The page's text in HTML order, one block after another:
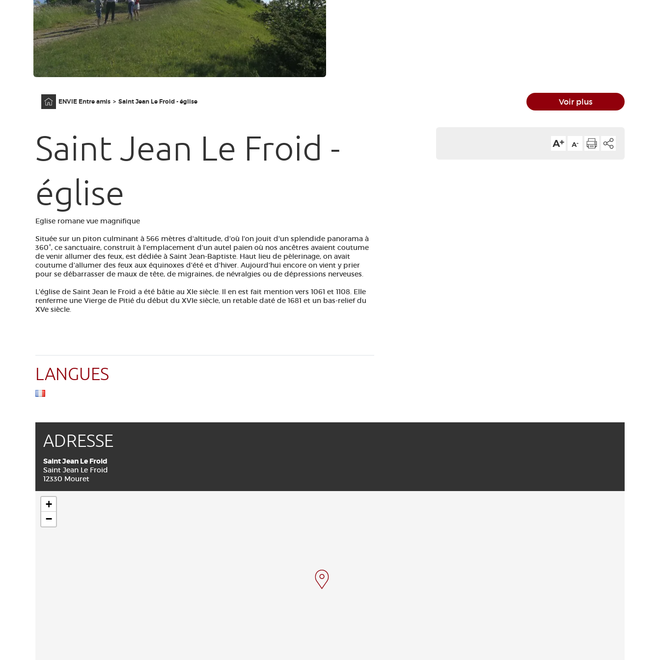
ENVIE Entre amis Saint Jean Le Froid - église Voir plus
Saint Jean Le Froid -
église
Eglise romane vue magnifique
Située sur un piton culminant à 566 mètres d'altitude, d'où l'on jouit d'un splendide panorama à
360°, ce sanctuaire, construit à l'emplacement d'un autel païen où nos ancêtres avaient coutume
de venir allumer des feux, est dédiée à Saint Jean-Baptiste. Haut lieu de pèlerinage, on avait
coutume d'allumer des feux aux équinoxes d'été et d'hiver. Aujourd'hui encore on vient y prier
pour se débarrasser de maux de tête, de migraines, de névralgies ou de dépressions nerveuses.
L'église de Saint Jean le Froid a été bâtie au XIe siècle. Il en est fait mention vers 1061 et 1108. Elle
renferme une Vierge de Pitié du début du XVIe siècle, un retable daté de 1681 et un bas-relief du
XVe siècle.
LANGUES
ADRESSE
Saint Jean Le Froid
Saint Jean Le Froid
12330 Mouret
+
−